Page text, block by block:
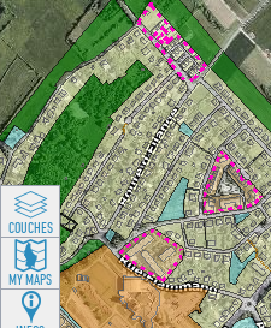
COUCHES
MY MAPS